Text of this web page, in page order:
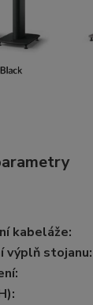
kabeláže:
výplň stojanu:
:
: